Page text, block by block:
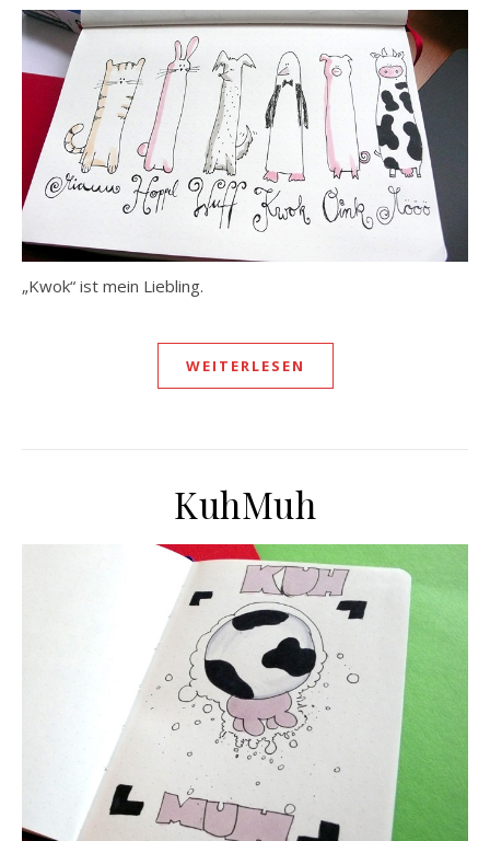
„Kwok“ ist mein Liebling.
WEITERLESEN
KuhMuh